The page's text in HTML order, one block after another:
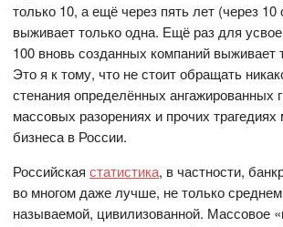
только 10, а ещё через пять лет (через 10
выживает только одна. Ещё раз для
100 вновь созданных компаний
Это я к тому, что не стоит обращать
стенания определённых ангажированных
массовых разорениях и прочих трагедиях
бизнеса в России.
Российскаястатистика, в частности,
во многом даже лучше, не только
называемой, цивилизованной. Массовое